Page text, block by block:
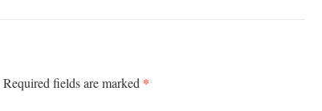
Required fields are marked *